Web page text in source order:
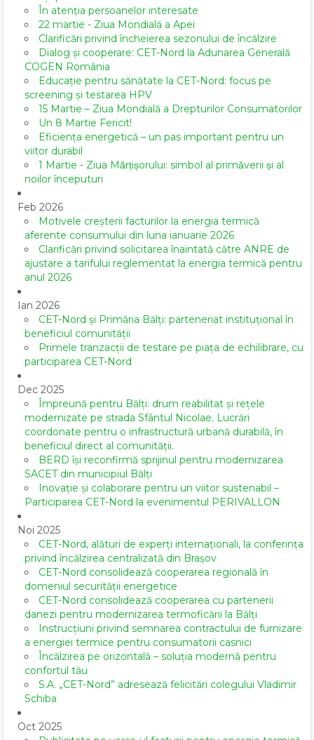
În atenția persoanelor interesate
22 martie - Ziua Mondială a Apei
Clarificări privind încheierea sezonului de încălzire
Dialog și cooperare: CET-Nord la Adunarea Generală
COGEN România
Educație pentru sănătate la CET-Nord: focus pe
screening și testarea HPV
15 Martie – Ziua Mondială a Drepturilor Consumatorilor
Un 8 Martie Fericit!
Eficiența energetică – un pas important pentru un
viitor durabil
1 Martie - Ziua Mărțișorului: simbol al primăverii și al
noilor începuturi
Feb 2026
Motivele creșterii facturilor la energia termică
aferente consumului din luna ianuarie 2026
Clarificări privind solicitarea înaintată către ANRE de
ajustare a tarifului reglementat la energia termică pentru
anul 2026
Ian 2026
CET-Nord și Primăria Bălți: parteneriat instituțional în
beneficiul comunității
Primele tranzacții de testare pe piața de echilibrare, cu
participarea CET-Nord
Dec 2025
Împreună pentru Bălți: drum reabilitat și rețele
modernizate pe strada Sfântul Nicolae. Lucrări
coordonate pentru o infrastructură urbană durabilă, în
beneficiul direct al comunității.
BERD își reconfirmă sprijinul pentru modernizarea
SACET din municipiul Bălți
Inovație și colaborare pentru un viitor sustenabil –
Participarea CET-Nord la evenimentul PERIVALLON
Noi 2025
CET-Nord, alături de experți internaționali, la conferința
privind încălzirea centralizată din Brașov
CET-Nord consolidează cooperarea regională în
domeniul securității energetice
CET-Nord consolidează cooperarea cu partenerii
danezi pentru modernizarea termoficării la Bălți
Instrucțiuni privind semnarea contractului de furnizare
a energiei termice pentru consumatorii casnici
Încălzirea pe orizontală – soluția modernă pentru
confortul tău
S.A. „CET-Nord” adresează felicitări colegului Vladimir
Schiba
Oct 2025